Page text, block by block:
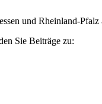
und Rheinland-Pfalz
Sie Beiträge zu: